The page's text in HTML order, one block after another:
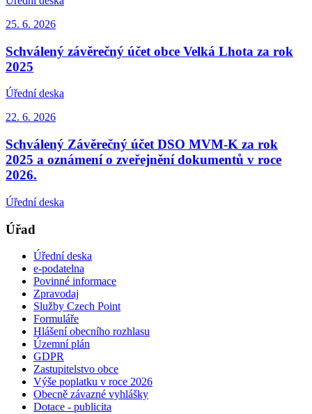
25. 6. 2026
Schválený závěrečný účet obce Velká Lhota za rok
2025
Úřední deska
22. 6. 2026
Schválený Závěrečný účet DSO MVM-K za rok
2025 a oznámení o zveřejnění dokumentů v roce
2026.
Úřední deska
Úřad
Úřední deska
e-podatelna
Povinné informace
Zpravodaj
Služby Czech Point
Formuláře
Hlášení obecního rozhlasu
Územní plán
GDPR
Zastupitelstvo obce
Výše poplatku v roce 2026
Obecně závazné vyhlášky
Dotace - publicita